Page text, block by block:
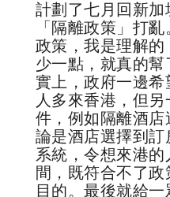
計劃了七月回新
「隔離政策」打
政策，我是理解
少一點，就真的
實上，政府一邊
人多來香港，但
件，例如隔離酒
論是酒店選擇到
系統，令想來港
間，既符合不了
目的。最後就給